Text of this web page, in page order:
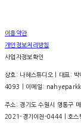
이용약관
개인정보처리방침
사업자정보확인
상호: 나혜스튜디오 | 대표:
4093 | 이메일:
주소: 경기도 수원시 영통구
2021-경기이천-0444 | 호스